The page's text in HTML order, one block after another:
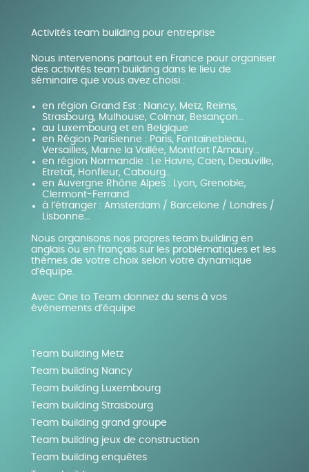
Activités team building pour entreprise
Nous intervenons partout en France pour organiser
des activités team building dans le lieu de
séminaire que vous avez choisi :
en région Grand Est : Nancy, Metz, Reims,
Strasbourg, Mulhouse, Colmar, Besançon…
au Luxembourg et en Belgique
en Région Parisienne : Paris, Fontainebleau,
Versailles, Marne la Vallée, Montfort l’Amaury…
en région Normandie : Le Havre, Caen, Deauville,
Etretat, Honfleur, Cabourg…
en Auvergne Rhône Alpes : Lyon, Grenoble,
Clermont-Ferrand
à l’étranger : Amsterdam / Barcelone / Londres /
Lisbonne…
Nous organisons nos propres team building en
anglais ou en français sur les problématiques et les
thèmes de votre choix selon votre dynamique
d’équipe.
Avec One to Team donnez du sens à vos
événements d’équipe
Team building Metz
Team building Nancy
Team building Luxembourg
Team building Strasbourg
Team building grand groupe
Team building jeux de construction
Team building enquêtes